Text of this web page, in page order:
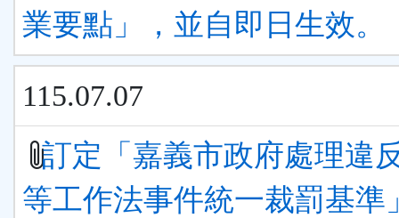
單)
業要點」，並自即日生效。
115.07.07
訂定「嘉義市政府處理違
等工作法事件統一裁罰基準